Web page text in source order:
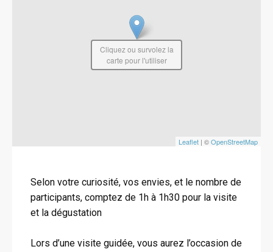
Leaflet | ©OpenStreetMap
Cliquez ou survolez la
carte pour l'utiliser
Selon votre curiosité, vos envies, et le nombre de
participants, comptez de 1h à 1h30 pour la visite
et la dégustation
Lors d’une visite guidée, vous aurez l’occasion de